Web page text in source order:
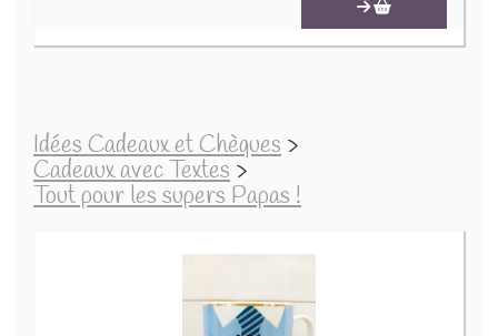
Idées Cadeaux et Chèques >
Cadeaux avec Textes >
Tout pour les supers Papas !